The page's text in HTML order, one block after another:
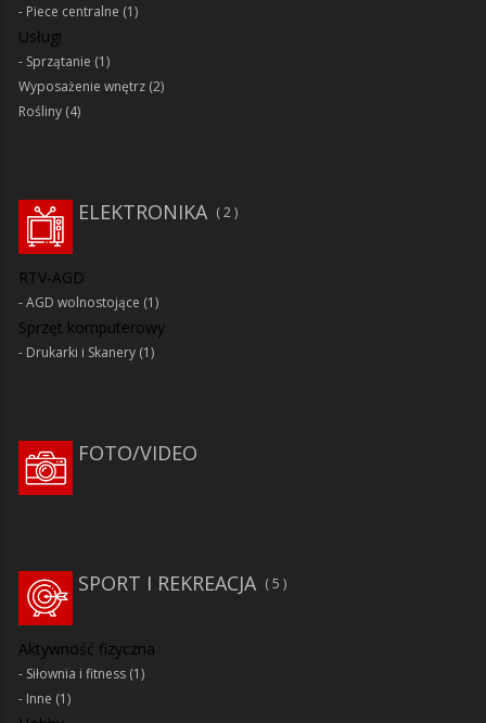
Piece centralne (1)
Usługi
Sprzątanie (1)
Wyposażenie wnętrz (2)
Rośliny (4)
2
ELEKTRONIKA
RTV-AGD
AGD wolnostojące (1)
Sprzęt komputerowy
Drukarki i Skanery (1)
FOTO/VIDEO
SPORT I REKREACJA 5
Aktywność fizyczna
Siłownia i fitness (1)
Inne (1)